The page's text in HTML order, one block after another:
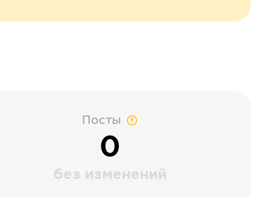
Посты
0
без изменений